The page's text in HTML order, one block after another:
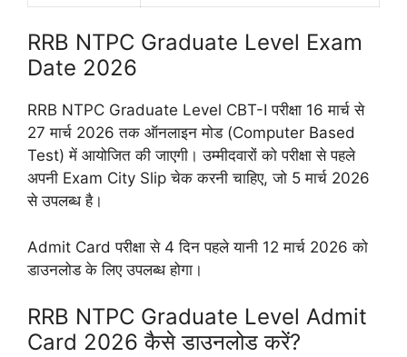
RRB NTPC Graduate Level Exam
Date 2026
RRB NTPC Graduate Level CBT-I परीक्षा 16 मार्च से
27 मार्च 2026 तक ऑनलाइन मोड (Computer Based
Test) में आयोजित की जाएगी। उम्मीदवारों को परीक्षा से पहले
अपनी Exam City Slip चेक करनी चाहिए, जो 5 मार्च 2026
से उपलब्ध है।
Admit Card परीक्षा से 4 दिन पहले यानी 12 मार्च 2026 को
डाउनलोड के लिए उपलब्ध होगा।
RRB NTPC Graduate Level Admit
Card 2026 कैसे डाउनलोड करें?